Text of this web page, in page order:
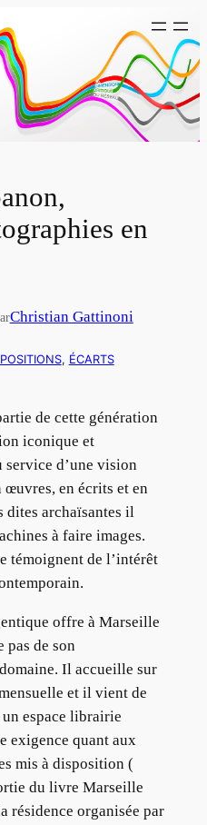
en
Christian Gattinoni
, ÉCARTS
de cette génération
iconique et
service d’une vision
œuvres, en écrits et en
dites archaïsantes il
à faire images.
témoignent de l’intérêt
offre à Marseille
pas de son
Il accueille sur
et il vient de
espace librairie
exigence quant aux
mis à disposition (
du livre Marseille
résidence organisée par